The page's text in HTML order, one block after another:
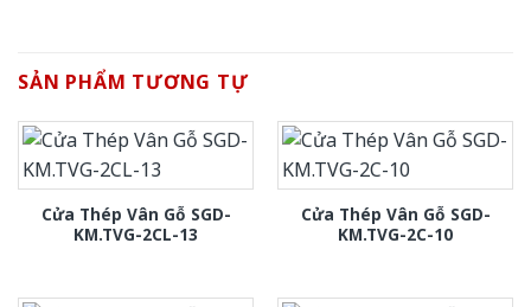
SẢN PHẨM TƯƠNG TỰ
Cửa Thép Vân Gỗ SGD-
KM.TVG-2CL-13
Cửa Thép Vân Gỗ SGD-
KM.TVG-2C-10